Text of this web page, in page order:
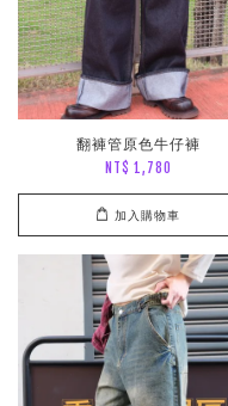
翻褲管原色牛仔褲
NT$ 1,780
加入購物車